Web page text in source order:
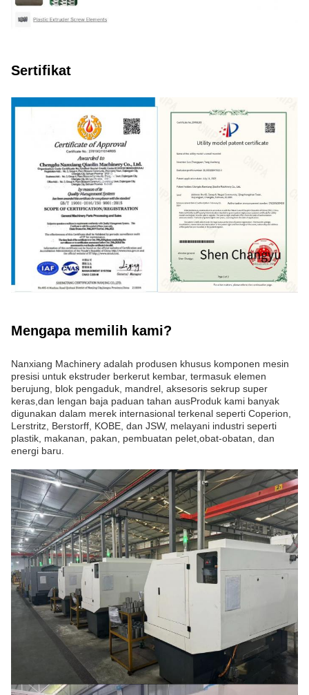
Sertifikat
Mengapa memilih kami?
Nanxiang Machinery adalah produsen khusus komponen mesin
presisi untuk ekstruder berkerut kembar, termasuk elemen
berujung, blok pengaduk, mandrel, aksesoris sekrup super
keras,dan lengan baja paduan tahan ausProduk kami banyak
digunakan dalam merek internasional terkenal seperti Coperion,
Lerstritz, Berstorff, KOBE, dan JSW, melayani industri seperti
plastik, makanan, pakan, pembuatan pelet,obat-obatan, dan
energi baru.